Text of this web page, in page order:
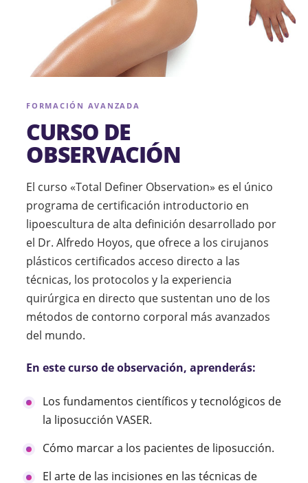
FORMACIÓN AVANZADA
CURSO DE
OBSERVACIÓN
El curso «Total Definer Observation» es el único
programa de certificación introductorio en
lipoescultura de alta definición desarrollado por
el Dr. Alfredo Hoyos, que ofrece a los cirujanos
plásticos certificados acceso directo a las
técnicas, los protocolos y la experiencia
quirúrgica en directo que sustentan uno de los
métodos de contorno corporal más avanzados
del mundo.
En este curso de observación, aprenderás:
Los fundamentos científicos y tecnológicos de
la liposucción VASER.
Cómo marcar a los pacientes de liposucción.
El arte de las incisiones en las técnicas de